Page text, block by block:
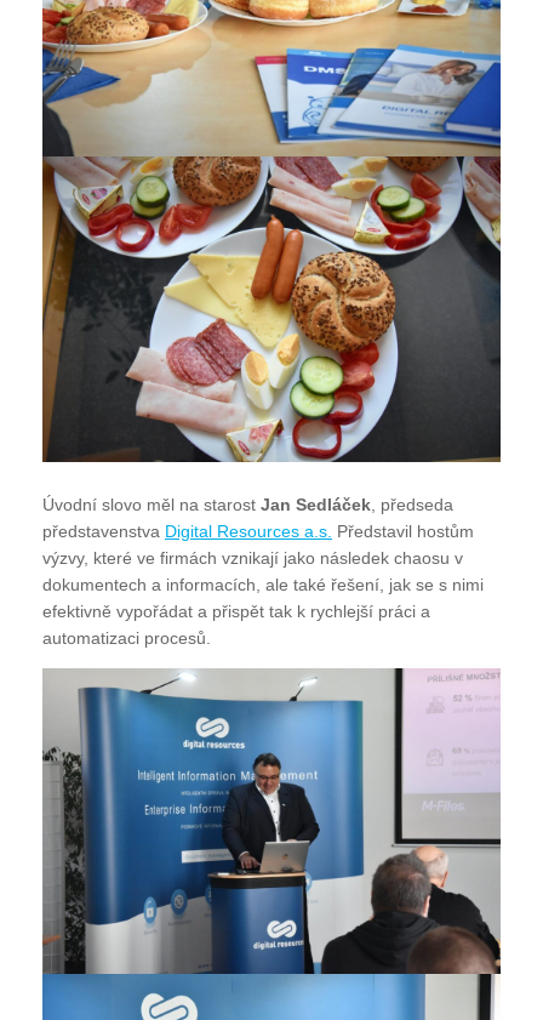
Úvodní slovo měl na starost Jan Sedláček , předseda
představenstva Digital Resources a.s. Představil hostům
výzvy, které ve firmách vznikají jako následek chaosu v
dokumentech a informacích, ale také řešení, jak se s nimi
efektivně vypořádat a přispět tak k rychlejší práci a
automatizaci procesů.